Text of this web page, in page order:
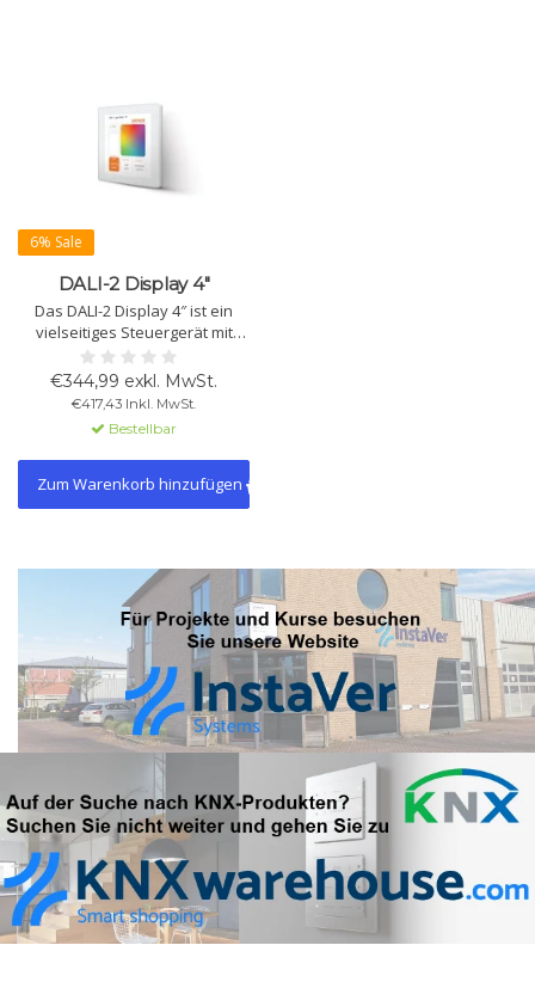
6% Sale
DALI-2 Display 4″
Das DALI-2 Display 4″ ist ein
vielseitiges Steuergerät mit
einem 4″ kapazitiven
Touchscreen und 24-Bit
Farbtiefe. Es bietet DALI- und
WLAN-Schnittstellen sowie
Sensoren für Temperatur,
Luftfeuchtigkeit, Luftqualität
und mehr.
€344,99 exkl. MwSt.
€417,43 Inkl. MwSt.
Bestellbar
Zum Warenkorb hinzufügen